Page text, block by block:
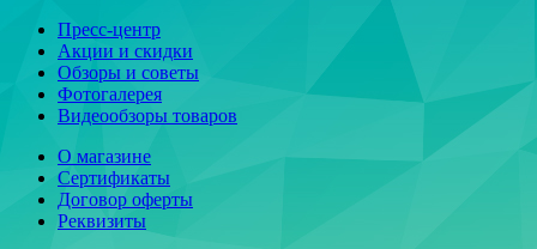
Пресс-центр
Акции и скидки
Обзоры и советы
Фотогалерея
Видеообзоры товаров
О магазине
Сертификаты
Договор оферты
Реквизиты